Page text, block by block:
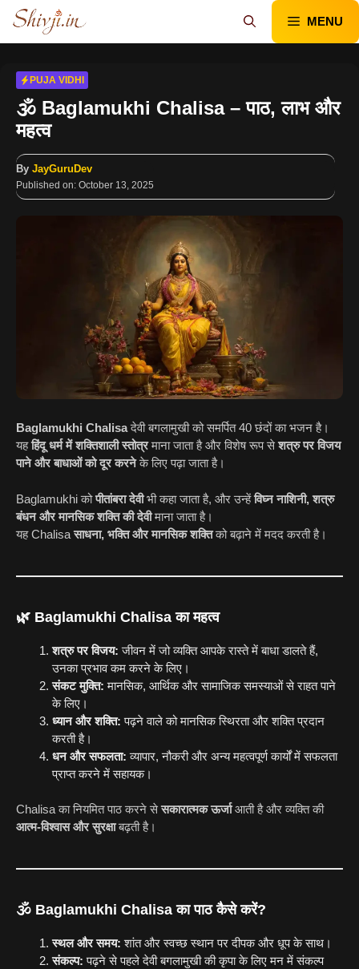
Skip
content
MENU
PUJA VIDHI
🕉️ Baglamukhi Chalisa – पाठ, लाभ और
महत्व
By JayGuruDev
Published on: October 13, 2025
Baglamukhi Chalisaदेवी बगलामुखी को समर्पित 40 छंदों का भजन है।
यहहिंदू धर्म में शक्तिशाली स्तोत्रमाना जाता है और विशेष रूप सेशत्रु पर विजय
पाने और बाधाओं को दूर करनेके लिए पढ़ा जाता है।
Baglamukhi कोपीतांबरा देवीभी कहा जाता है, और उन्हेंविघ्न नाशिनी, शत्रु
बंधन और मानसिक शक्ति की देवीमाना जाता है।
यह Chalisaसाधना, भक्ति और मानसिक शक्तिको बढ़ाने में मदद करती है।
🌿 Baglamukhi Chalisa का महत्व
शत्रु पर विजय: जीवन में जो व्यक्ति आपके रास्ते में बाधा डालते हैं,
उनका प्रभाव कम करने के लिए।
संकट मुक्ति: मानसिक, आर्थिक और सामाजिक समस्याओं से राहत पाने
के लिए।
ध्यान और शक्ति: पढ़ने वाले को मानसिक स्थिरता और शक्ति प्रदान
करती है।
धन और सफलता: व्यापार, नौकरी और अन्य महत्वपूर्ण कार्यों में सफलता
प्राप्त करने में सहायक।
Chalisa का नियमित पाठ करने सेसकारात्मक ऊर्जाआती है और व्यक्ति की
आत्म-विश्वास और सुरक्षाबढ़ती है।
🕉️ Baglamukhi Chalisa का पाठ कैसे करें?
स्थल और समय: शांत और स्वच्छ स्थान पर दीपक और धूप के साथ।
संकल्प: पढ़ने से पहले देवी बगलामुखी की कृपा के लिए मन में संकल्प